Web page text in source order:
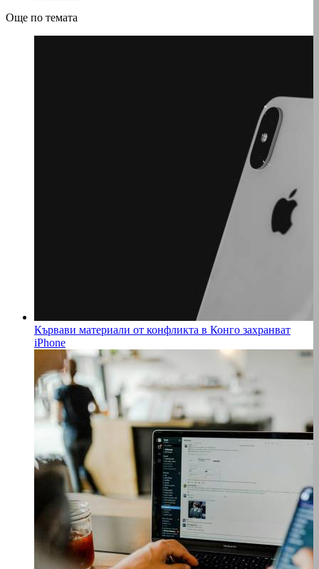
Още по темата
Кървави материали от конфликта в Конго захранват
iPhone